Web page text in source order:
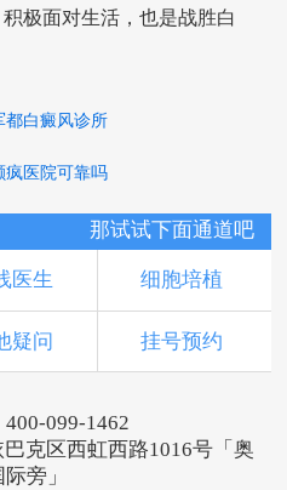
极面对生活，也是战胜白
都白癜风诊所
疯医院可靠吗
那试试下面通道吧
医生 细胞培植
疑问 挂号预约
099-1462
克区西虹西路1016号「奥
旁」